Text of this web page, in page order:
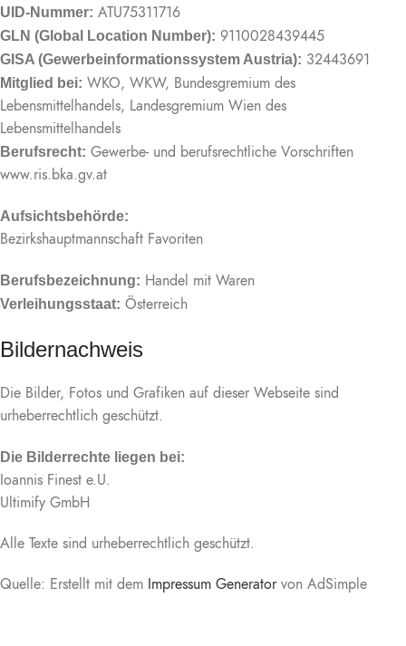
UID-Nummer: ATU75311716
GLN (Global Location Number): 9110028439445
GISA (Gewerbeinformationssystem Austria): 32443691
Mitglied bei: WKO, WKW, Bundesgremium des
Lebensmittelhandels, Landesgremium Wien des
Lebensmittelhandels
Berufsrecht: Gewerbe- und berufsrechtliche Vorschriften
www.ris.bka.gv.at
Aufsichtsbehörde:
Bezirkshauptmannschaft Favoriten
Berufsbezeichnung: Handel mit Waren
Verleihungsstaat: Österreich
Bildernachweis
Die Bilder, Fotos und Grafiken auf dieser Webseite sind
urheberrechtlich geschützt.
Die Bilderrechte liegen bei:
Ioannis Finest e.U.
Ultimify GmbH
Alle Texte sind urheberrechtlich geschützt.
Quelle: Erstellt mit dem Impressum Generatorvon AdSimple